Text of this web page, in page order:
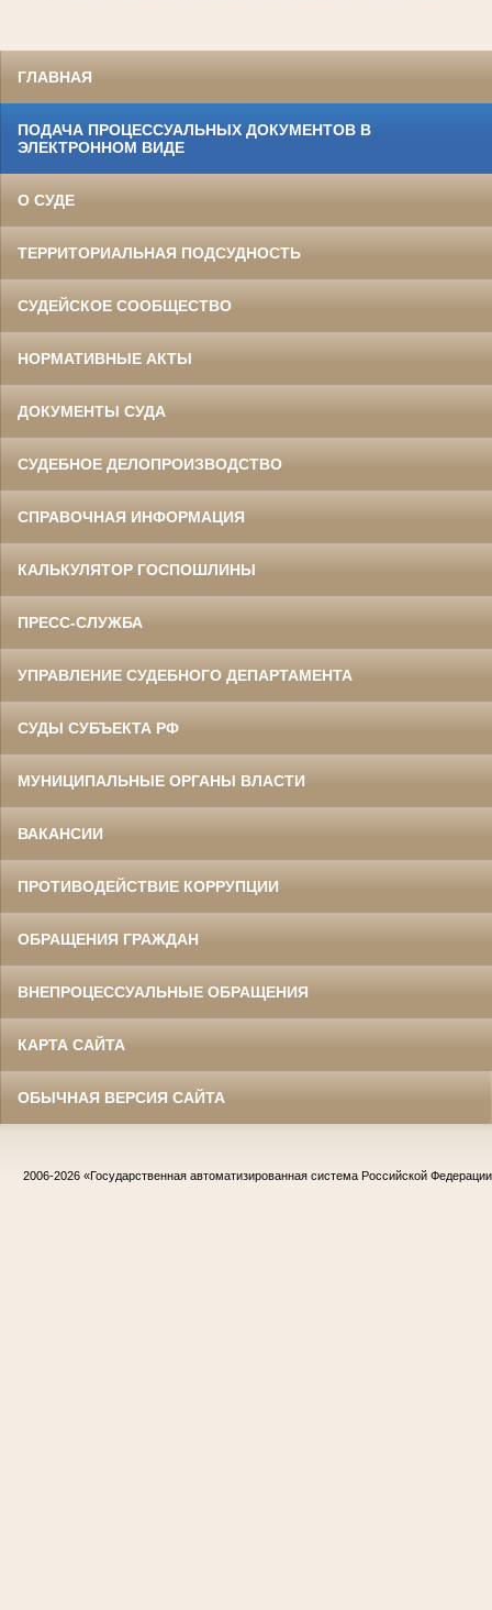
ГЛАВНАЯ
ПОДАЧА ПРОЦЕССУАЛЬНЫХ ДОКУМЕНТОВ В
ЭЛЕКТРОННОМ ВИДЕ
О СУДЕ
ТЕРРИТОРИАЛЬНАЯ ПОДСУДНОСТЬ
СУДЕЙСКОЕ СООБЩЕСТВО
НОРМАТИВНЫЕ АКТЫ
ДОКУМЕНТЫ СУДА
СУДЕБНОЕ ДЕЛОПРОИЗВОДСТВО
СПРАВОЧНАЯ ИНФОРМАЦИЯ
КАЛЬКУЛЯТОР ГОСПОШЛИНЫ
ПРЕСС-СЛУЖБА
УПРАВЛЕНИЕ СУДЕБНОГО ДЕПАРТАМЕНТА
СУДЫ СУБЪЕКТА РФ
МУНИЦИПАЛЬНЫЕ ОРГАНЫ ВЛАСТИ
ВАКАНСИИ
ПРОТИВОДЕЙСТВИЕ КОРРУПЦИИ
ОБРАЩЕНИЯ ГРАЖДАН
ВНЕПРОЦЕССУАЛЬНЫЕ ОБРАЩЕНИЯ
КАРТА САЙТА
ОБЫЧНАЯ ВЕРСИЯ САЙТА
2006-2026 «Государственная автоматизированная система Российской